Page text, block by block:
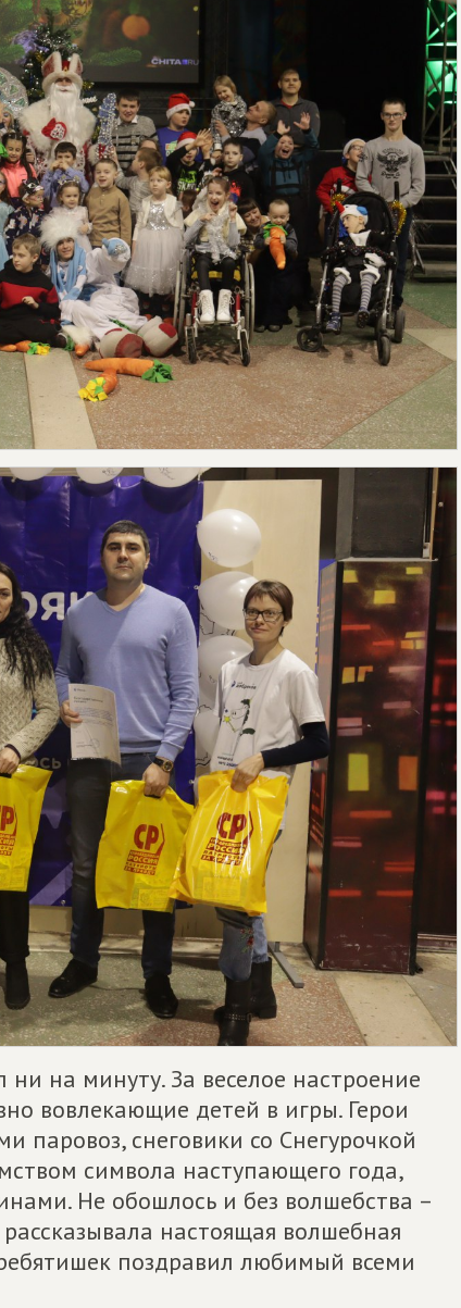
на минуту. За веселое настроение
вовлекающие детей в игры. Герои
паровоз, снеговики со Снегурочкой
символа наступающего года,
Не обошлось и без волшебства –
настоящая волшебная
поздравил любимый всеми